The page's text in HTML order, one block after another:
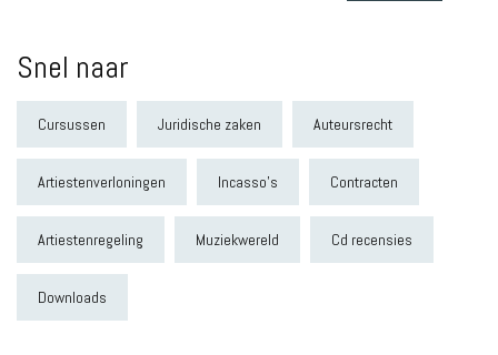
Snel naar
Cursussen Juridische zaken Auteursrecht
Artiestenverloningen Incasso's Contracten
Artiestenregeling Muziekwereld Cd recensies
Downloads